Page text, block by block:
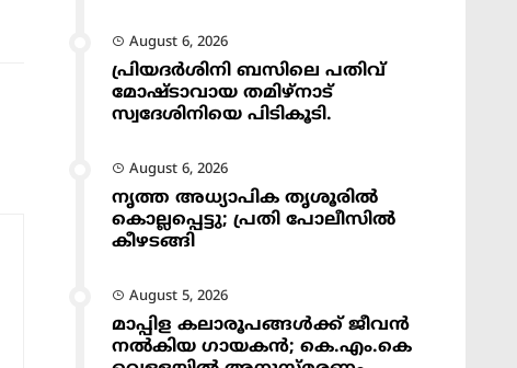
August 6, 2026
പ്രിയദർശിനി ബസിലെ പതിവ്
മോഷ്ടാവായ തമിഴ്നാട്
സ്വദേശിനിയെ പിടികൂടി.
August 6, 2026
നൃത്ത അധ്യാപിക തൃശൂരിൽ
കൊല്ലപ്പെട്ടു; പ്രതി പോലീസിൽ
കീഴടങ്ങി
August 5, 2026
മാപ്പിള കലാരൂപങ്ങൾക്ക് ജീവൻ
നൽകിയ ഗായകൻ; കെ.എം.കെ